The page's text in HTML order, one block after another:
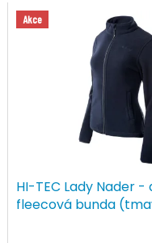
Akce
HI-TEC Lady Nader -
fleecová bunda